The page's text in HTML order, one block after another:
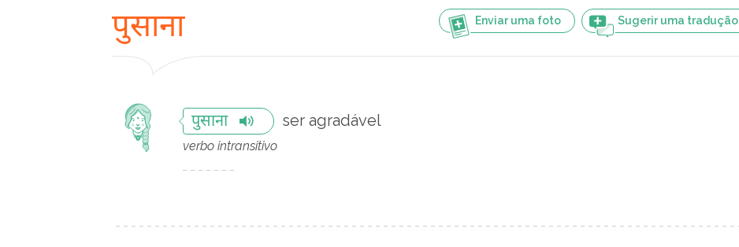
Enviar uma foto Sugerir uma tradução
पुसाना
पुसाना ser agradável
verbo intransitivo